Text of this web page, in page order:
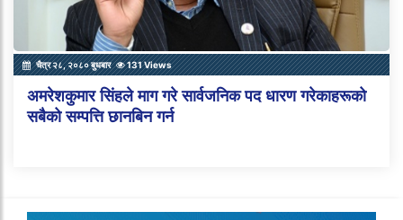
चैत्र २८, २०८० बुधबार 131 Views
अमरेशकुमार सिंहले माग गरे सार्वजनिक पद धारण गरेकाहरूको
सबैको सम्पत्ति छानबिन गर्न